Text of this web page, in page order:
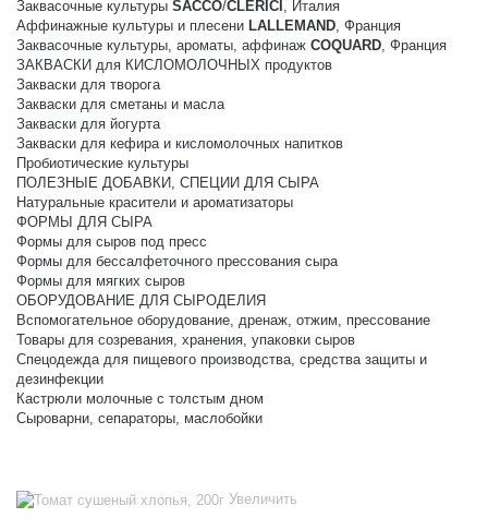
Заквасочные культуры SACCO/CLERICI , Италия
Аффинажные культуры и плесени LALLEMAND, Франция
Заквасочные культуры, ароматы, аффинаж COQUARD, Франция
ЗАКВАСКИ для КИСЛОМОЛОЧНЫХ продуктов
Закваски для творога
Закваски для сметаны и масла
Закваски для йогурта
Закваски для кефира и кисломолочных напитков
Пробиотические культуры
ПОЛЕЗНЫЕ ДОБАВКИ, СПЕЦИИ ДЛЯ СЫРА
Натуральные красители и ароматизаторы
ФОРМЫ ДЛЯ СЫРА
Формы для сыров под пресс
Формы для бессалфеточного прессования сыра
Формы для мягких сыров
ОБОРУДОВАНИЕ ДЛЯ СЫРОДЕЛИЯ
Вспомогательное оборудование, дренаж, отжим, прессование
Товары для созревания, хранения, упаковки сыров
Спецодежда для пищевого производства, средства защиты и
дезинфекции
Кастрюли молочные с толстым дном
Сыроварни, сепараторы, маслобойки
Увеличить